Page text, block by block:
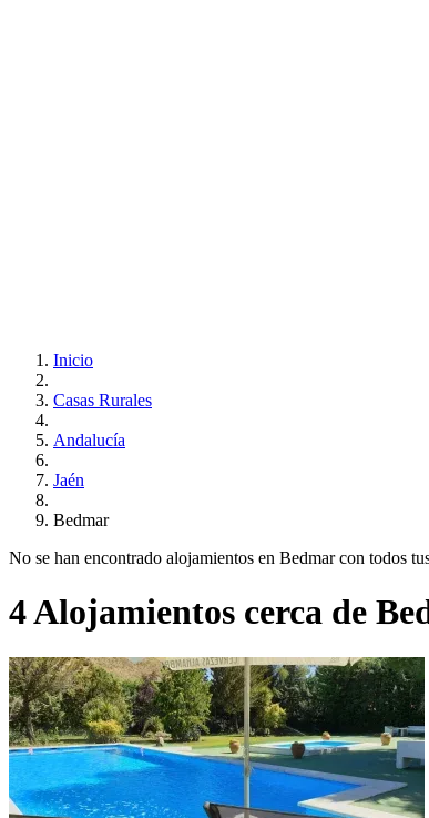
Inicio
Casas Rurales
Andalucía
Jaén
Bedmar
No se han encontrado alojamientos en Bedmar con todos
4 Alojamientos cerca de